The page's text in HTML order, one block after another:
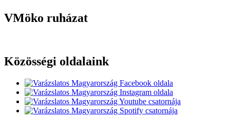
VMöko ruházat
Közösségi oldalaink